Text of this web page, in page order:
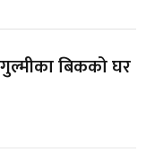
बिकको घर